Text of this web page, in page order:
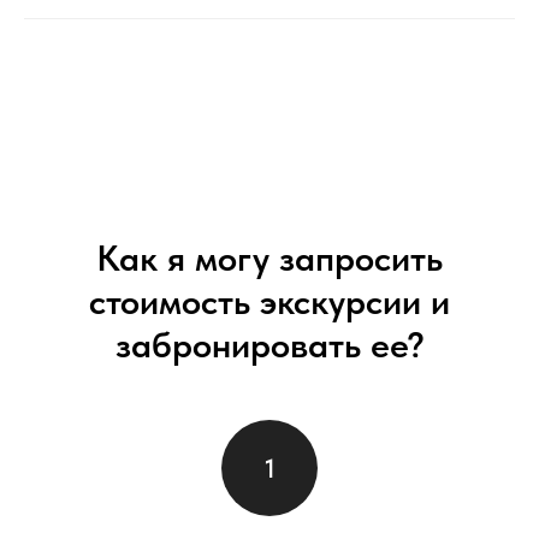
Как я могу запросить
стоимость экскурсии и
забронировать ее?